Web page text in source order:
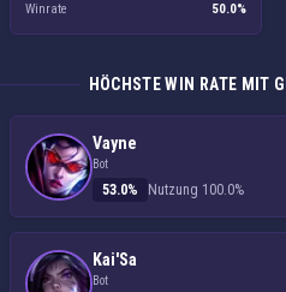
Winrate
50.0%
HÖCHSTE WIN RATE MIT
Vayne
Bot
53.0% Nutzung 100.0%
Kai'Sa
Bot